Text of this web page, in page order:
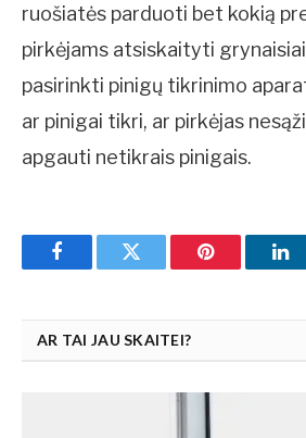
ruošiatės parduoti bet kokią
pirkėjams atsiskaityti
pasirinkti pinigų tikrinimo
ar pinigai tikri, ar pirkėjas
apgauti netikrais pinigais.
FacebookTwitter Pinterest
AR TAI JAU SKAITEI?